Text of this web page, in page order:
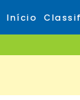
Início